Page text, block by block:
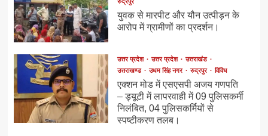
युवक से मारपीट और यौन उत्पीड़न के
आरोप में ग्रामीणों का प्रदर्शन।
उत्तर प्रदेश उत्तर प्रदेश
उत्तराखंड
उत्तराखण्ड
उधम सिंह नगर रुद्रपुर विविध
एक्शन मोड में एसएसपी अजय गणपति
– ड्यूटी में लापरवाही में 09 पुलिसकर्मी
निलंबित, 04 पुलिसकर्मियों से
स्पष्टीकरण तलब।